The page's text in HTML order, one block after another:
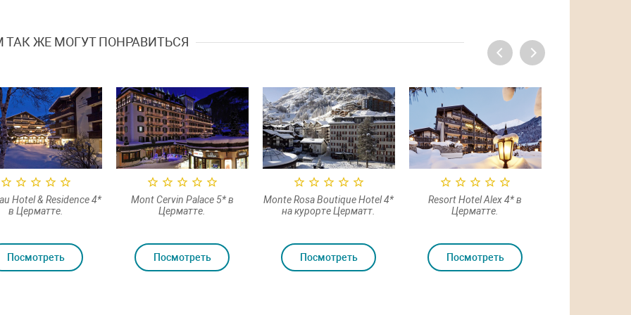
ТАК ЖЕ МОГУТ ПОНРАВИТЬСЯ
Hotel & Residence 4*
в Церматте.
Посмотреть
Mont Cervin Palace 5* в
Церматте.
Посмотреть
Monte Rosa Boutique Hotel 4*
на курорте Церматт.
Посмотреть
Resort Hotel Alex 4* в
Церматте.
Посмотреть